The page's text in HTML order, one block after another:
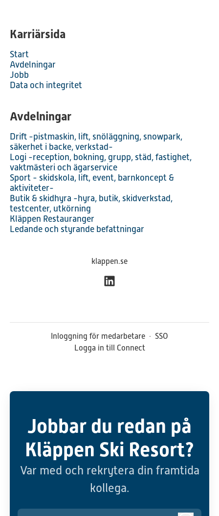
Karriärsida
Start
Avdelningar
Jobb
Data och integritet
Avdelningar
Drift -pistmaskin, lift, snöläggning, snowpark,
säkerhet i backe, verkstad-
Logi -reception, bokning, grupp, städ, fastighet,
vaktmästeri och ägarservice
Sport - skidskola, lift, event, barnkoncept &
aktiviteter-
Butik & skidhyra -hyra, butik, skidverkstad,
testcenter, utkörning
Kläppen Restauranger
Ledande och styrande befattningar
klappen.se
Inloggning för medarbetare · SSO
Logga in till Connect
Jobbar du redan på
Kläppen Ski Resort?
Var med och rekrytera din framtida
kollega.